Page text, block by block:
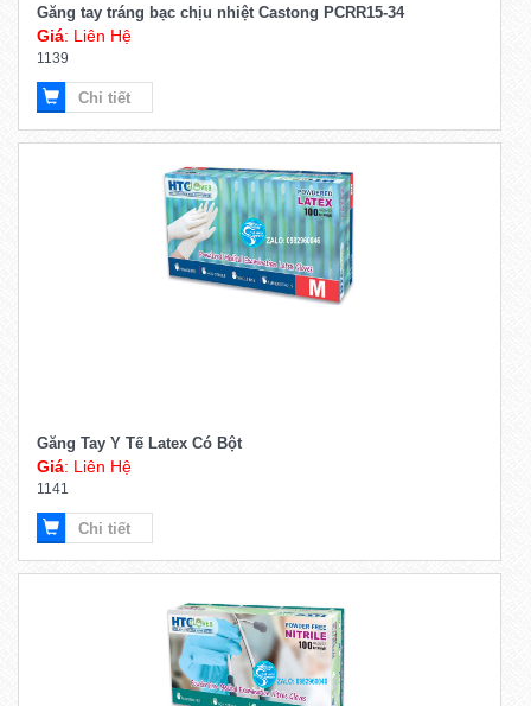
Găng tay tráng bạc chịu nhiệt Castong PCRR15-34
Giá: Liên Hệ
1139
Chi tiết
Găng Tay Y Tế Latex Có Bột
Giá: Liên Hệ
1141
Chi tiết